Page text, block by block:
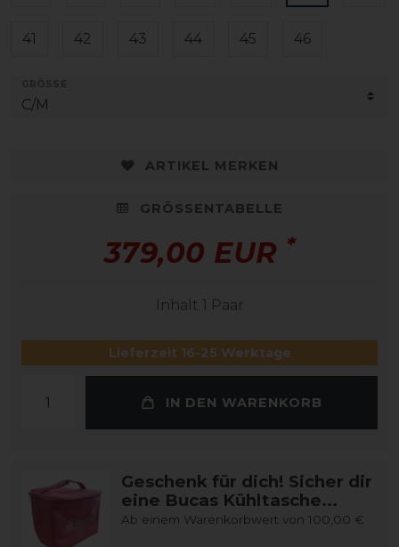
41 42 43 44 45 46
ARTIKEL MERKEN
GRÖSSENTABELLE
379,00 EUR *
Inhalt 1 Paar
Lieferzeit 16-25 Werktage
IN DEN WARENKORB
Geschenk für dich! Sicher dir
eine Bucas Kühltasche...
Ab einem Warenkorbwert von 100,00 €